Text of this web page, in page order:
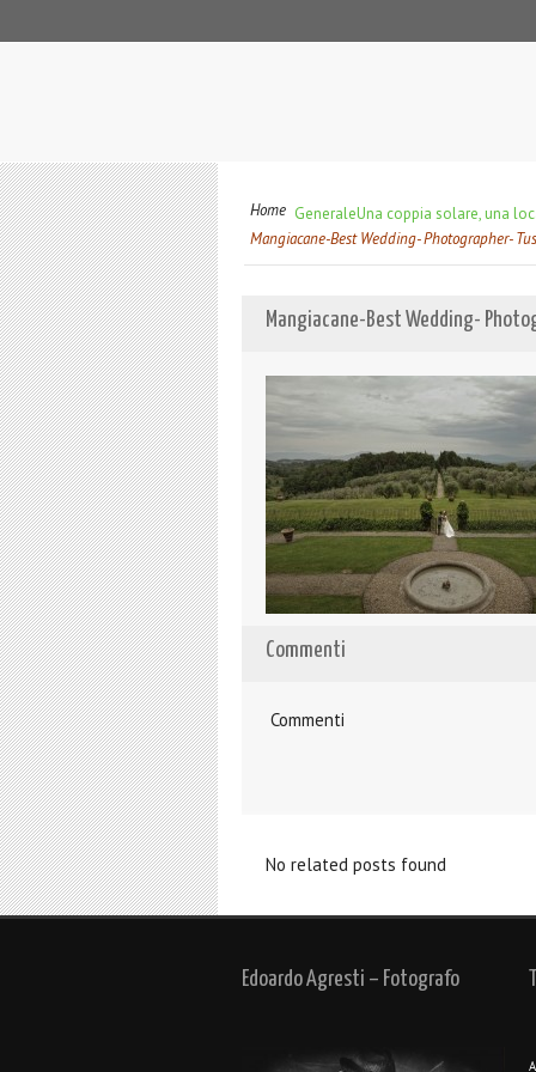
Home GeneraleUna coppia solare, una
Mangiacane-Best Wedding- Photographer-
Mangiacane-Best Wedding-
Commenti
Commenti
No related posts found
Edoardo Agresti – Fotografo